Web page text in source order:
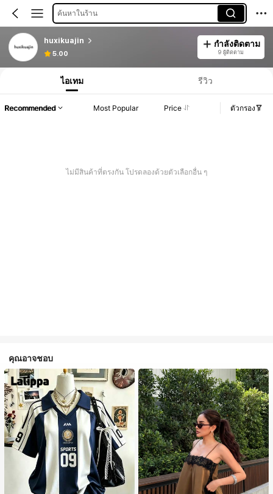
ค้นหาในร้าน
huxikuajin
5.00
กำลังติดตาม
9 ผู้ติดตาม
ไอเทม รีวิว
Recommended Most Popular Price ตัวกรอง
ไม่มีสินค้าที่ตรงกัน โปรดลองด้วยตัวเลือกอื่น ๆ
คุณอาจชอบ